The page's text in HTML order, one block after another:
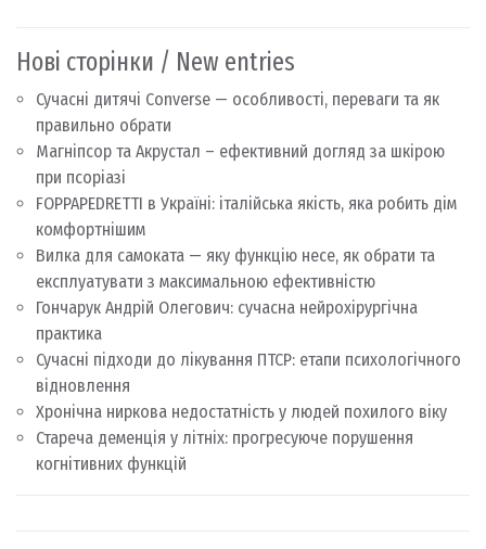
Нові сторінки / New entries
Сучасні дитячі Converse — особливості, переваги та як
правильно обрати
Магніпсор та Акрустал – ефективний догляд за шкірою
при псоріазі
FOPPAPEDRETTI в Україні: італійська якість, яка робить дім
комфортнішим
Вилка для самоката — яку функцію несе, як обрати та
експлуатувати з максимальною ефективністю
Гончарук Андрій Олегович: сучасна нейрохірургічна
практика
Сучасні підходи до лікування ПТСР: етапи психологічного
відновлення
Хронічна ниркова недостатність у людей похилого віку
Стареча деменція у літніх: прогресуюче порушення
когнітивних функцій